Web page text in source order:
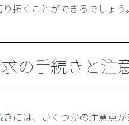
拓くことができるでしょう。
の手続きと注
には、いくつかの注意点が